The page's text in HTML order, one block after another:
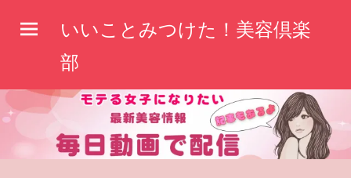
へ
いいことみつけた！美容倶楽
部